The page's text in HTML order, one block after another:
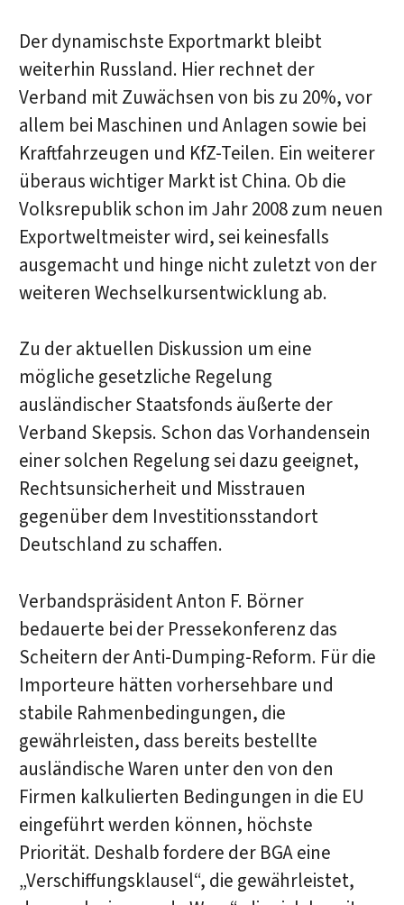
Der dynamischste Exportmarkt bleibt
weiterhin Russland. Hier rechnet der
Verband mit Zuwächsen von bis zu 20%, vor
allem bei Maschinen und Anlagen sowie bei
Kraftfahrzeugen und KfZ-Teilen. Ein weiterer
überaus wichtiger Markt ist China. Ob die
Volksrepublik schon im Jahr 2008 zum neuen
Exportweltmeister wird, sei keinesfalls
ausgemacht und hinge nicht zuletzt von der
weiteren Wechselkursentwicklung ab.
Zu der aktuellen Diskussion um eine
mögliche gesetzliche Regelung
ausländischer Staatsfonds äußerte der
Verband Skepsis. Schon das Vorhandensein
einer solchen Regelung sei dazu geeignet,
Rechtsunsicherheit und Misstrauen
gegenüber dem Investitionsstandort
Deutschland zu schaffen.
Verbandspräsident Anton F. Börner
bedauerte bei der Pressekonferenz das
Scheitern der Anti-Dumping-Reform. Für die
Importeure hätten vorhersehbare und
stabile Rahmenbedingungen, die
gewährleisten, dass bereits bestellte
ausländische Waren unter den von den
Firmen kalkulierten Bedingungen in die EU
eingeführt werden können, höchste
Priorität. Deshalb fordere der BGA eine
„Verschiffungsklausel“, die gewährleistet,